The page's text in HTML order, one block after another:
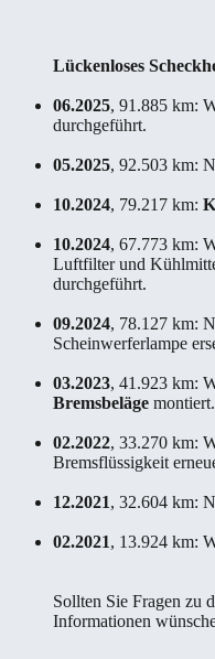
Lückenloses
06.2025, 91.885 km:
durchgeführt.
05.2025, 92.503 km:
10.2024, 79.217 km:
10.2024, 67.773 km:
Luftfilter und
durchgeführt.
09.2024, 78.127 km:
Scheinwerferlampe
03.2023, 41.923 km:
Bremsbeläge montiert.
02.2022, 33.270 km:
Bremsflüssigkeit
12.2021, 32.604 km:
02.2021, 13.924 km:
Sollten Sie Fragen zu
Informationen